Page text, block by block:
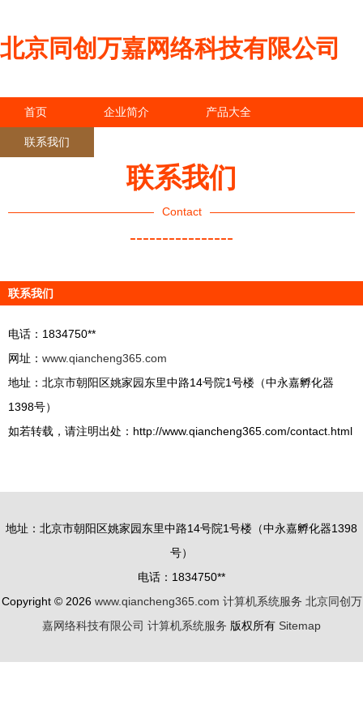
北京同创万嘉网络科技有限公司
首页 企业简介 产品大全
联系我们
联系我们
Contact
----------------
联系我们
电话：1834750**
网址： www.qiancheng365.com
地址：北京市朝阳区姚家园东里中路14号院1号楼（中永嘉孵化器
1398号）
如若转载，请注明出处：http://www.qiancheng365.com/contact.html
地址：北京市朝阳区姚家园东里中路14号院1号楼（中永嘉孵化器1398
号）
电话：1834750**
Copyright © 2026 www.qiancheng365.com 计算机系统服务 北京同创万
嘉网络科技有限公司 计算机系统服务 版权所有 Sitemap